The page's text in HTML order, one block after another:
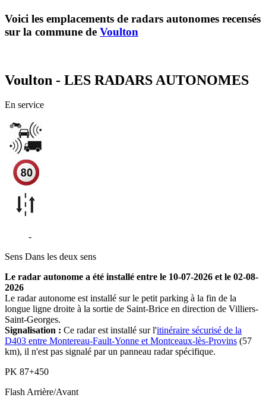
Voici les emplacements de radars autonomes recensés
sur la commune de Voulton
Voulton - LES RADARS AUTONOMES
En service
-
Sens Dans les deux sens
Le radar autonome a été installé entre le 10-07-2026 et le 02-08-
2026
Le radar autonome est installé sur le petit parking à la fin de la
longue ligne droite à la sortie de Saint-Brice en direction de Villiers-
Saint-Georges.
Signalisation : Ce radar est installé sur l'itinéraire sécurisé de la
D403 entre Montereau-Fault-Yonne et Montceaux-lès-Provins (57
km), il n'est pas signalé par un panneau radar spécifique.
PK 87+450
FlashArrière/Avant